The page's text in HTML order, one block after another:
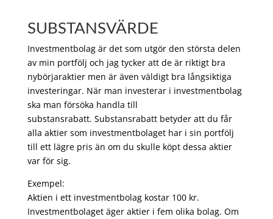
SUBSTANSVÄRDE
Investmentbolag är det som utgör den största delen
av min portfölj och jag tycker att de är riktigt bra
nybörjaraktier men är även väldigt bra långsiktiga
investeringar. När man investerar i investmentbolag
ska man försöka handla till
substansrabatt. Substansrabatt betyder att du får
alla aktier som investmentbolaget har i sin portfölj
till ett lägre pris än om du skulle köpt dessa aktier
var för sig.
Exempel:
Aktien i ett investmentbolag kostar 100 kr.
Investmentbolaget äger aktier i fem olika bolag. Om